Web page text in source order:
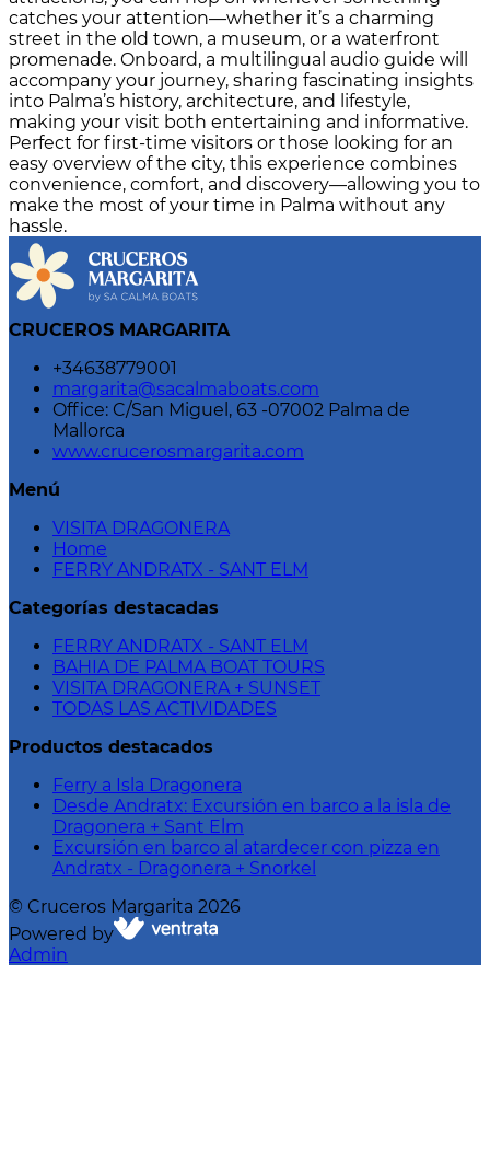
catches your attention—whether it’s a charming
street in the old town, a museum, or a waterfront
promenade. Onboard, a multilingual audio guide will
accompany your journey, sharing fascinating insights
into Palma’s history, architecture, and lifestyle,
making your visit both entertaining and informative.
Perfect for first-time visitors or those looking for an
easy overview of the city, this experience combines
convenience, comfort, and discovery—allowing you to
make the most of your time in Palma without any
hassle.
CRUCEROS MARGARITA
+34638779001
margarita@sacalmaboats.com
Office: C/San Miguel, 63 -07002 Palma de
Mallorca
www.crucerosmargarita.com
Menú
VISITA DRAGONERA
Home
FERRY ANDRATX - SANT ELM
Categorías destacadas
FERRY ANDRATX - SANT ELM
BAHIA DE PALMA BOAT TOURS
VISITA DRAGONERA + SUNSET
TODAS LAS ACTIVIDADES
Productos destacados
Ferry a Isla Dragonera
Desde Andratx: Excursión en barco a la isla de
Dragonera + Sant Elm
Excursión en barco al atardecer con pizza en
Andratx - Dragonera + Snorkel
© Cruceros Margarita 2026
Powered by
Admin